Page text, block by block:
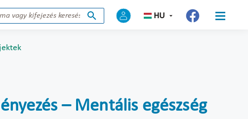
HU
– Mentális egészség